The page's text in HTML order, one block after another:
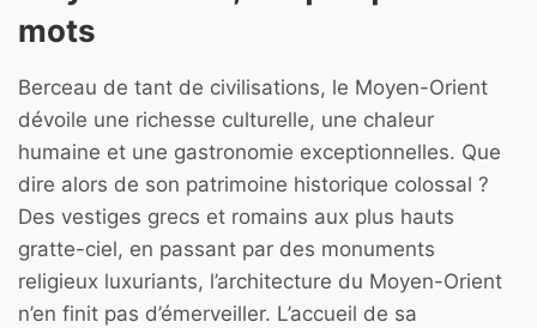
mots
Berceau de tant de civilisations, le Moyen-Orient
dévoile une richesse culturelle, une chaleur
humaine et une gastronomie exceptionnelles. Que
dire alors de son patrimoine historique colossal ?
Des vestiges grecs et romains aux plus hauts
gratte-ciel, en passant par des monuments
religieux luxuriants, l’architecture du Moyen-Orient
n’en finit pas d’émerveiller. L’accueil de sa